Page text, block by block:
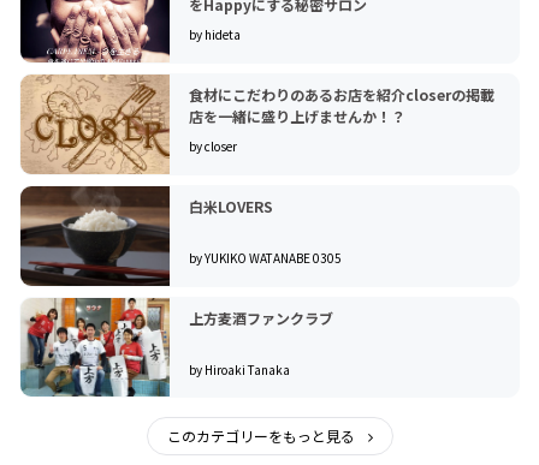
をHappyにする秘密サロン
by hideta
食材にこだわりのあるお店を紹介closerの掲載
店を一緒に盛り上げませんか！？
by closer
白米LOVERS
by YUKIKO WATANABE 0305
上方麦酒ファンクラブ
by Hiroaki Tanaka
このカテゴリーをもっと見る